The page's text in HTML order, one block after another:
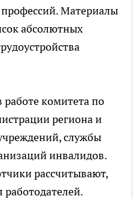
Материалы
абсолютных
работе комитета по
региона и
службы
инвалидов.
рассчитывают,
работодателей.